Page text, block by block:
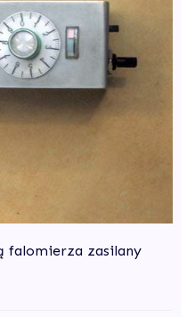
falomierza zasilany